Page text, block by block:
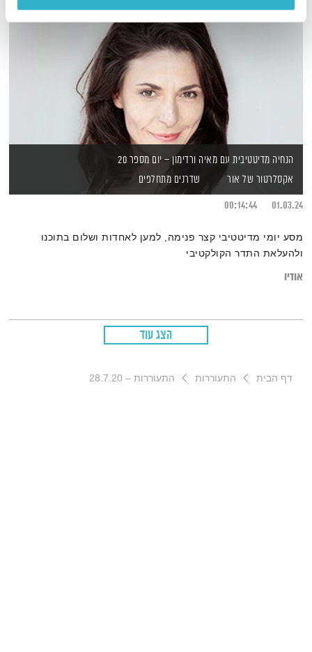
הנחיה מדיטטיבית עם מאיה ורדימון – יום מספר 20
אקסלרטור של אור
שדרנים מתחלפים
01.03.24
00:14:44
מסע יומי מדיטטיבי קצר פנימה, למען לאחדות ושלום בתוכנו
ולהעלאת התדר הקולקטיבי
אודיו
הצג עוד
דף הבית התעוררות התעוררות – 28.7.20